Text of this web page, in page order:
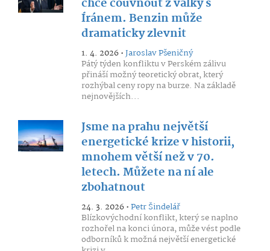
chce couvnout z války s
Íránem. Benzin může
dramaticky zlevnit
1. 4. 2026 •Jaroslav Pšeničný
Pátý týden konfliktu v Perském zálivu
přináší možný teoretický obrat, který
rozhýbal ceny ropy na burze. Na základě
nejnovějších...
Jsme na prahu největší
energetické krize v historii,
mnohem větší než v 70.
letech. Můžete na ní ale
zbohatnout
24. 3. 2026 •Petr Šindelář
Blízkovýchodní konflikt, který se naplno
rozhořel na konci února, může vést podle
odborníků k možná největší energetické